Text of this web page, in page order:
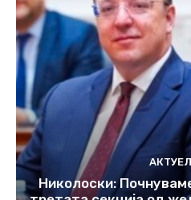
Николоски: